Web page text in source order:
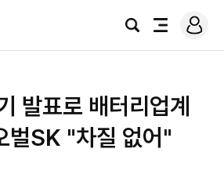
검
전
로
그
발표로 배터리업계
벌SK "차질 없어"